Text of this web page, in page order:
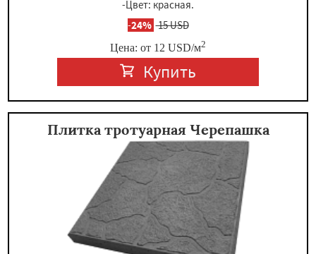
-Цвет: красная.
-24% 15 USD
Цена: от 12 USD/м2
Купить
Плитка тротуарная Черепашка